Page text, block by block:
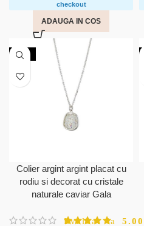
checkout
ADAUGA IN COS
-30%
Colier argint argint placat cu
rodiu si decorat cu cristale
naturale caviar Gala
Evaluat la 5.00